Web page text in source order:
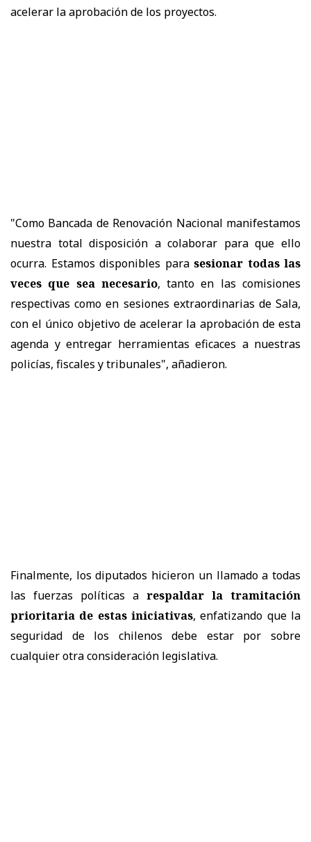
acelerar la aprobación de los proyectos.
"Como Bancada de Renovación Nacional manifestamos
nuestra total disposición a colaborar para que ello
ocurra. Estamos disponibles para sesionar todas las
veces que sea necesario, tanto en las comisiones
respectivas como en sesiones extraordinarias de Sala,
con el único objetivo de acelerar la aprobación de esta
agenda y entregar herramientas eficaces a nuestras
policías, fiscales y tribunales", añadieron.
Finalmente, los diputados hicieron un llamado a todas
las fuerzas políticas a respaldar la tramitación
prioritaria de estas iniciativas, enfatizando que la
seguridad de los chilenos debe estar por sobre
cualquier otra consideración legislativa.